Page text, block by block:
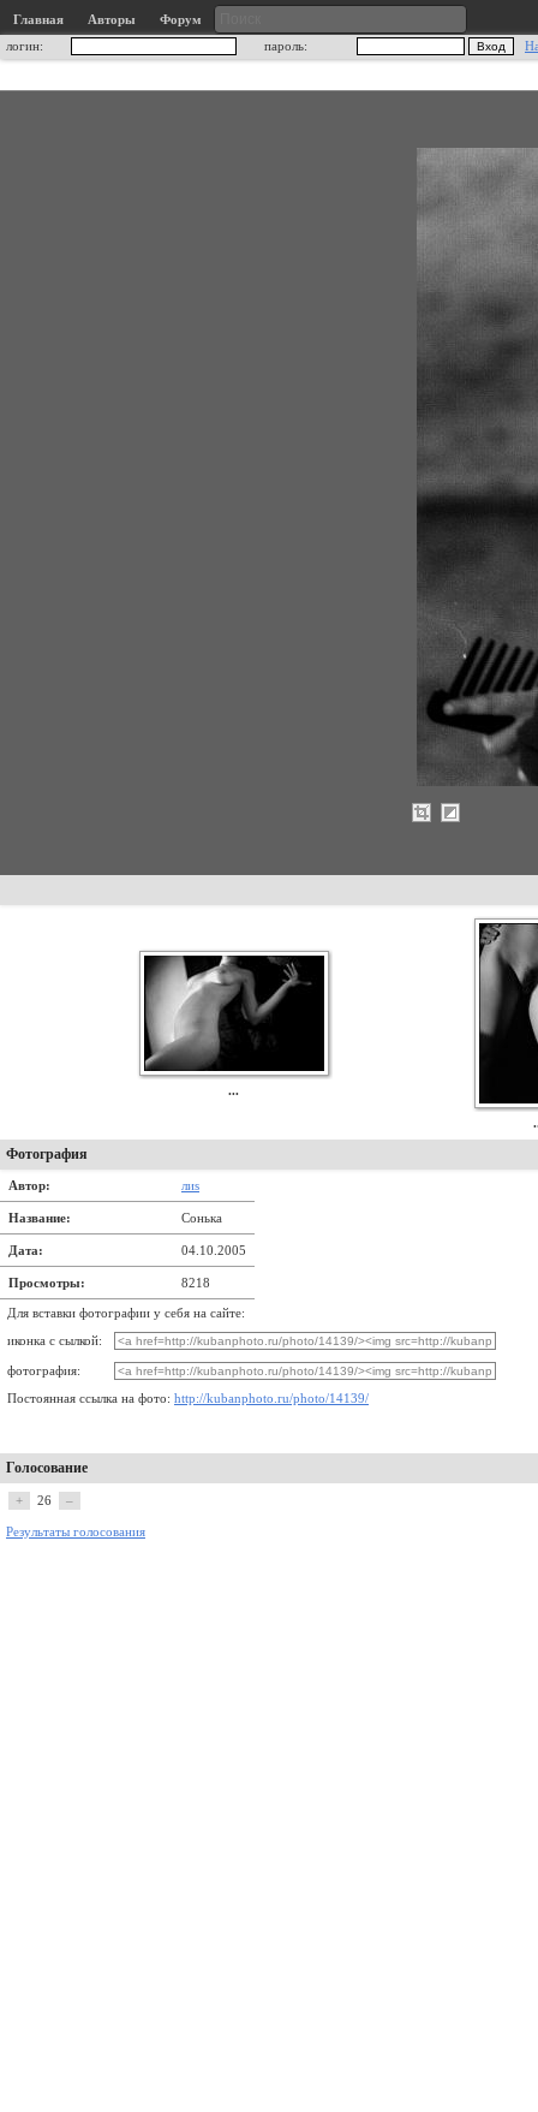
Главная Авторы
Форум
логин:
пароль:
...
Фотография
Автор: лиs
Название: Сонька
Дата: 04.10.2005
Просмотры: 8218
Для вставки фотографии у себя на сайте:
иконка с сылкой:
фотография:
Постоянная ссылка на фото: http://kubanphoto.ru/photo/14139/
Голосование
+ 26 –
Результаты голосования